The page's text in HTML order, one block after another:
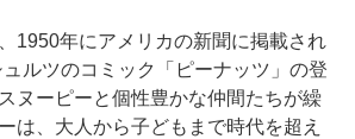
1950年にアメリカの新聞に掲載され
ルツのコミック「ピーナッツ」の登
ヌーピーと個性豊かな仲間たちが繰
は、大人から子どもまで時代を超え